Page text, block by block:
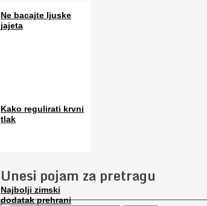
Ne bacajte ljuske
jajeta
Kako regulirati krvni
tlak
Najbolji zimski
dodatak prehrani
Unesi pojam za pretragu